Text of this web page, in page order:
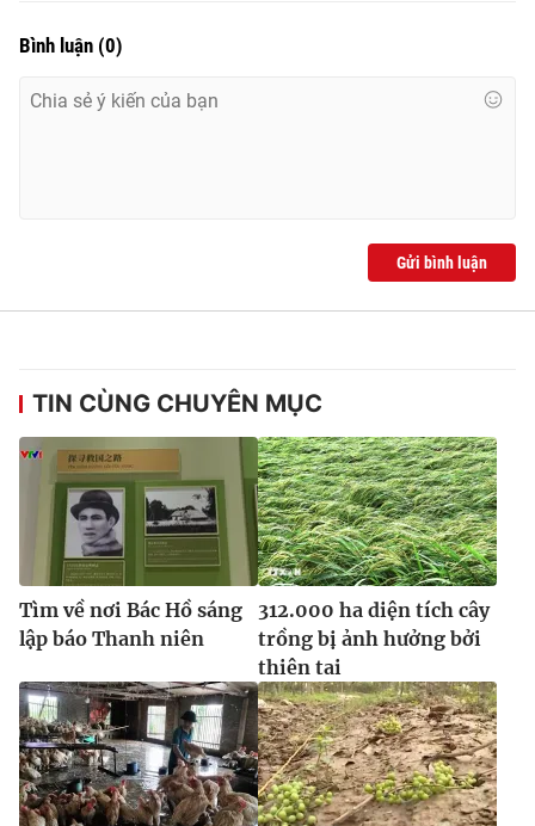
® Cấm sao chép dưới mọi hình thức nếu không có sự chấp
Bình luận (0)
Gửi bình luận
TIN CÙNG CHUYÊN MỤC
Tìm về nơi Bác Hồ sáng
lập báo Thanh niên
312.000 ha diện tích cây
trồng bị ảnh hưởng bởi
thiên tai